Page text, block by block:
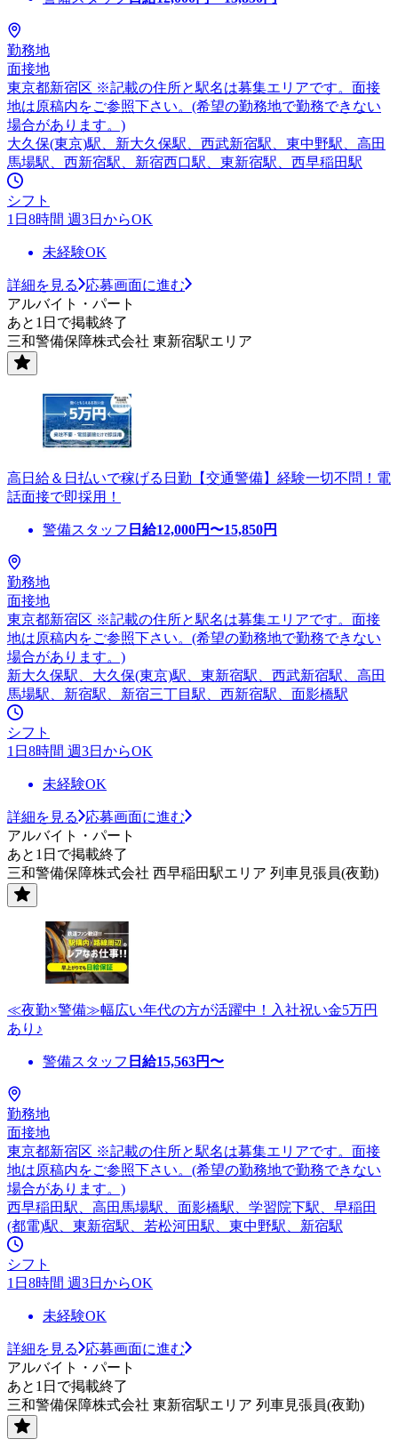
勤務地
面接地
東京都新宿区 ※記載の住所と駅名は募集エリアです。面接
地は原稿内をご参照下さい。(希望の勤務地で勤務できない
場合があります。)
大久保(東京)駅、新大久保駅、西武新宿駅、東中野駅、高田
馬場駅、西新宿駅、新宿西口駅、東新宿駅、西早稲田駅
シフト
1日8時間 週3日からOK
未経験OK
詳細を見る
応募画面に進む
アルバイト・パート
あと1日で掲載終了
三和警備保障株式会社 東新宿駅エリア
高日給＆日払いで稼げる日勤【交通警備】経験一切不問！電
話面接で即採用！
警備スタッフ 日給12,000円〜15,850円
勤務地
面接地
東京都新宿区 ※記載の住所と駅名は募集エリアです。面接
地は原稿内をご参照下さい。(希望の勤務地で勤務できない
場合があります。)
新大久保駅、大久保(東京)駅、東新宿駅、西武新宿駅、高田
馬場駅、新宿駅、新宿三丁目駅、西新宿駅、面影橋駅
シフト
1日8時間 週3日からOK
未経験OK
詳細を見る
応募画面に進む
アルバイト・パート
あと1日で掲載終了
三和警備保障株式会社 西早稲田駅エリア 列車見張員(夜勤)
≪夜勤×警備≫幅広い年代の方が活躍中！入社祝い金5万円
あり♪
警備スタッフ 日給15,563円〜
勤務地
面接地
東京都新宿区 ※記載の住所と駅名は募集エリアです。面接
地は原稿内をご参照下さい。(希望の勤務地で勤務できない
場合があります。)
西早稲田駅、高田馬場駅、面影橋駅、学習院下駅、早稲田
(都電)駅、東新宿駅、若松河田駅、東中野駅、新宿駅
シフト
1日8時間 週3日からOK
未経験OK
詳細を見る
応募画面に進む
アルバイト・パート
あと1日で掲載終了
三和警備保障株式会社 東新宿駅エリア 列車見張員(夜勤)